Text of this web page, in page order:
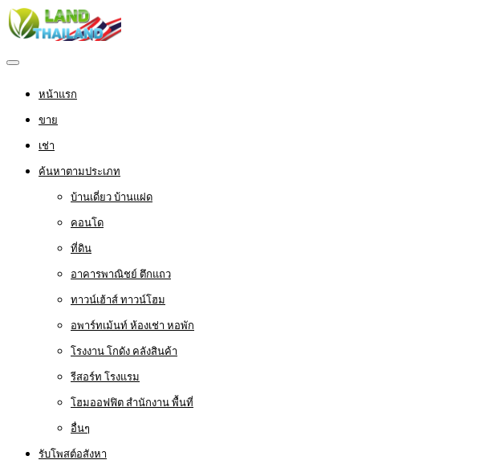
หน้าแรก
ขาย
เช่า
ค้นหาตามประเภท
บ้านเดี่ยว บ้านแฝด
คอนโด
ที่ดิน
อาคารพาณิชย์ ตึกแถว
ทาวน์เฮ้าส์ ทาวน์โฮม
อพาร์ทเม้นท์ ห้องเช่า หอพัก
โรงงาน โกดัง คลังสินค้า
รีสอร์ท โรงแรม
โฮมออฟฟิต สำนักงาน พื้นที่
อื่นๆ
รับโพสต์อสังหา